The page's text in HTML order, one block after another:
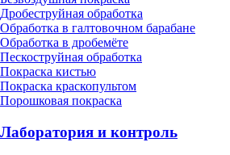
Дробеструйная обработка
Обработка в галтовочном барабане
Обработка в дробемёте
Пескоструйная обработка
Покраска кистью
Покраска краскопультом
Порошковая покраска
Лаборатория и контроль